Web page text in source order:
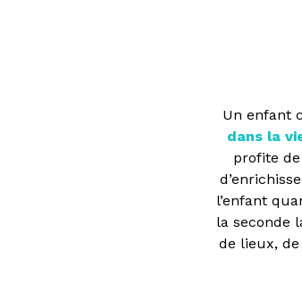
Un enfant
dans la
profite
l’enfant
la seconde
de lieux,